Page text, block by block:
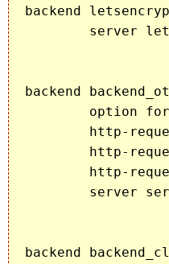
backend
backend
option
http-
http-
http-
server
backend